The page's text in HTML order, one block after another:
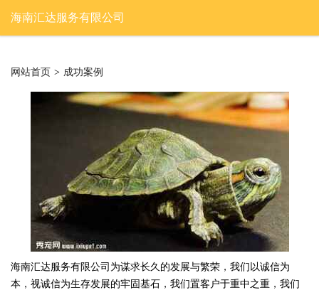
海南汇达服务有限公司
网站首页 > 成功案例
海南汇达服务有限公司为谋求长久的发展与繁荣，我们以诚信为
本，视诚信为生存发展的牢固基石，我们置客户于重中之重，我们